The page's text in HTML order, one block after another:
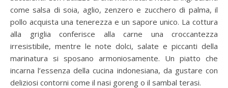
come salsa di soia, aglio, zenzero e zucchero di palma, il
pollo acquista una tenerezza e un sapore unico. La cottura
alla griglia conferisce alla carne una croccantezza
irresistibile, mentre le note dolci, salate e piccanti della
marinatura si sposano armoniosamente. Un piatto che
incarna l’essenza della cucina indonesiana, da gustare con
deliziosi contorni come il nasi goreng o il sambal terasi.